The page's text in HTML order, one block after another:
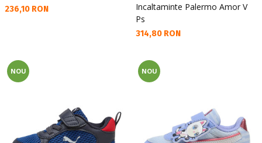
Текуща цена:
236,10 RON
Incaltaminte Palermo Amor V
Ps
Текуща цена:
314,80 RON
NOU NOU